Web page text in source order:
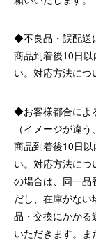
◆不良品・誤配送
商品到着後10日
い。対応方法につ
◆お客様都合によ
（イメージが違
商品到着後10日
い。対応方法に
の場合は、同一品
だし、在庫がない
品・交換にかかる
いただきます。